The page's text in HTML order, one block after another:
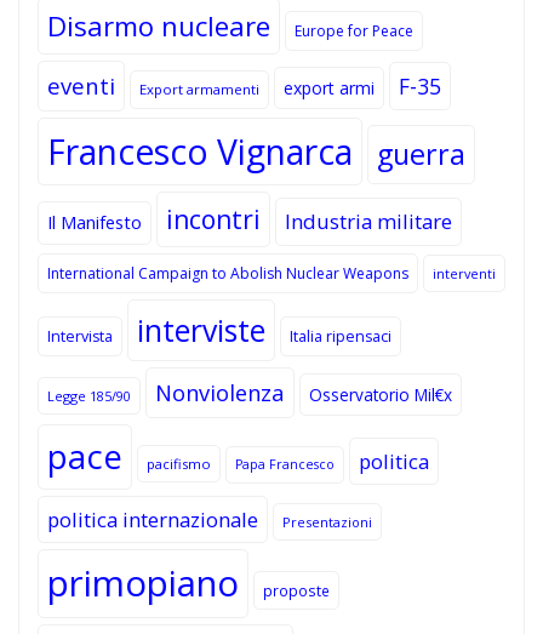
Disarmo nucleare Europe for Peace
eventi Export armamenti export armi F-35
Francesco Vignarca guerra
Il Manifesto incontri Industria militare
International Campaign to Abolish Nuclear Weapons interventi
Intervista interviste Italia ripensaci
Legge 185/90 Nonviolenza Osservatorio Mil€x
pace pacifismo Papa Francesco politica
politica internazionale Presentazioni
primopiano proposte